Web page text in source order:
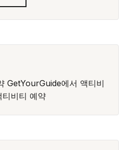
GetYourGuide에서 액티비
비티 예약